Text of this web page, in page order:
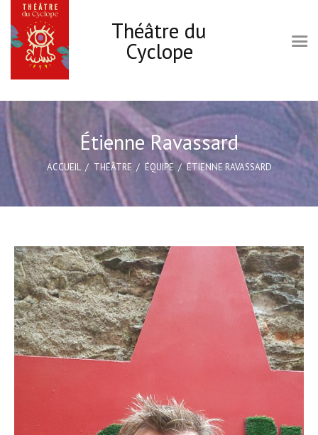
Théâtre du
Cyclope
Étienne Ravassard
ACCUEIL THÉÂTRE ÉQUIPE ÉTIENNE RAVASSARD
Accueil
Le Cyclope
Programmation
Infos pratiques
Les ateliers Théâtre